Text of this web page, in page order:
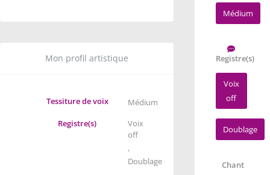
Mon profil artistique
Tessiture de voix
Médium
Registre(s)
Voix
off
,
Doublage
Médium
Registre(s)
Voix
off
Doublage
Chant